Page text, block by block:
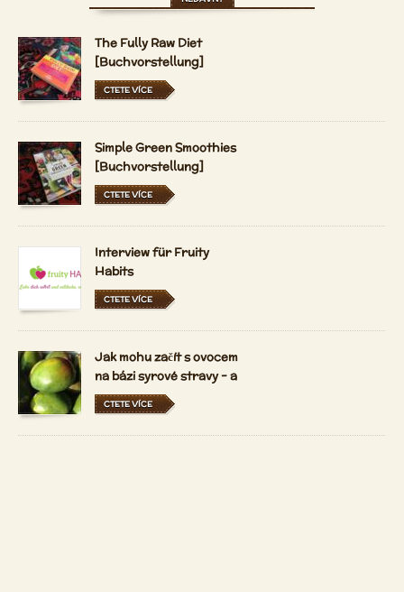
The Fully Raw Diet
[Buchvorstellung]
CTETE VÍCE
Simple Green Smoothies
[Buchvorstellung]
CTETE VÍCE
Interview für Fruity
Habits
CTETE VÍCE
Jak mohu začít s ovocem
na bázi syrové stravy - a
držet se ho?
CTETE VÍCE